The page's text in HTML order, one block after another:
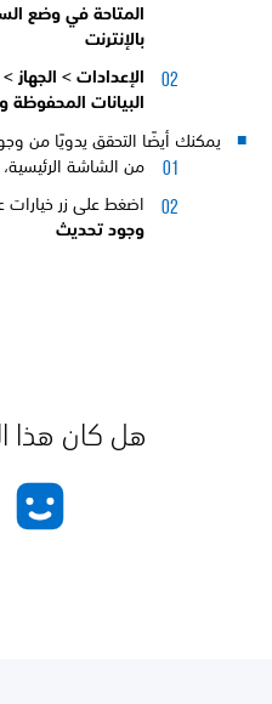
المتاحة في وضع
بالإنترنت
الإعدادات > الجهاز >
البيانات
يمكنك أيضًا التحقق يدويًا من
من الشاشة الرئيسية،
اضغط على زر
وجود تحديث
هل كان هذا